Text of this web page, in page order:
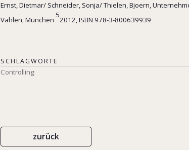
Ernst, Dietmar/ Schneider, Sonja/ Thielen, Bjoern,
Vahlen, München
5
2012, ISBN 978-3-800639939
SCHLAGWORTE
Controlling
zurück